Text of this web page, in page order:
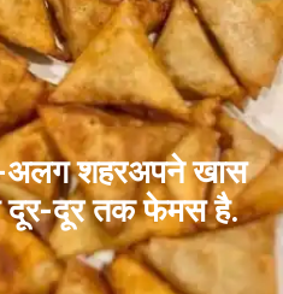
शहरअपने खास
दूर-दूर तक फेमस है.